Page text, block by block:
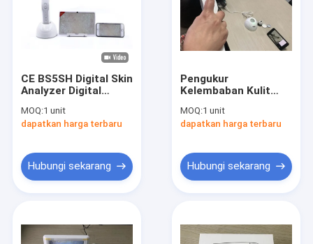
CE BS5SH Digital Skin
Analyzer Digital
Untuk Dokter
MOQ:1 unit
dapatkan harga terbaru
Hubungi sekarang
Pengukur
Kelembaban Kulit
Dengan Layar 3,5
Inch Nyaman
MOQ:1 unit
dapatkan harga terbaru
Hubungi sekarang